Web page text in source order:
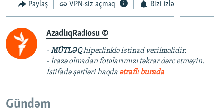
Paylaş VPN-siz açmaq Bizi izlə
AzadlıqRadiosu ©
-MÜTLƏQhiperlinklə istinad verilməlidir.
- İcazə olmadan fotolarımızı təkrar dərc etməyin.
İstifadə şərtləri haqda ətraflı burada
Gündəm